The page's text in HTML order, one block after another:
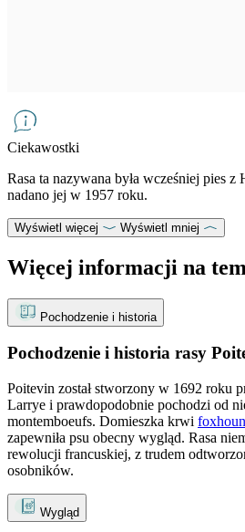
Ciekawostki
Rasa ta nazywana była wcześniej pies z
nadano jej w 1957 roku.
Wyświetl więcej Wyświetl mniej
Więcej informacji na
Pochodzenie i historia
Pochodzenie i historia rasy
Poitevin został stworzony w 1692 roku
Larrye i prawdopodobnie pochodzi od
montemboeufs. Domieszka krwi
zapewniła psu obecny wygląd. Rasa
rewolucji francuskiej, z trudem
osobników.
Wygląd